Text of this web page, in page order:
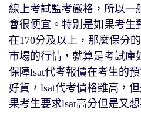
線上考試監考嚴格，所以一
會很便宜。特別是如果考生
在170分及以上，那麼保分
市場的行情，就算是考試庫
保障lsat代考報價在考生的
好貨，lsat代考價格雖高，
果考生要求lsat高分但是又